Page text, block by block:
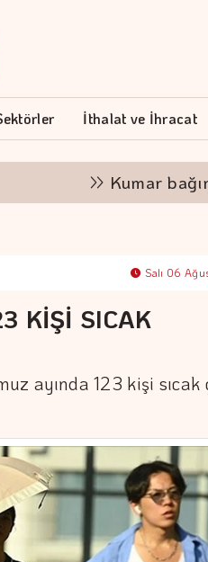
İthalat ve İhracat
Kumar
Salı 06
KİŞİ SICAK
ayında 123 kişi sıcak